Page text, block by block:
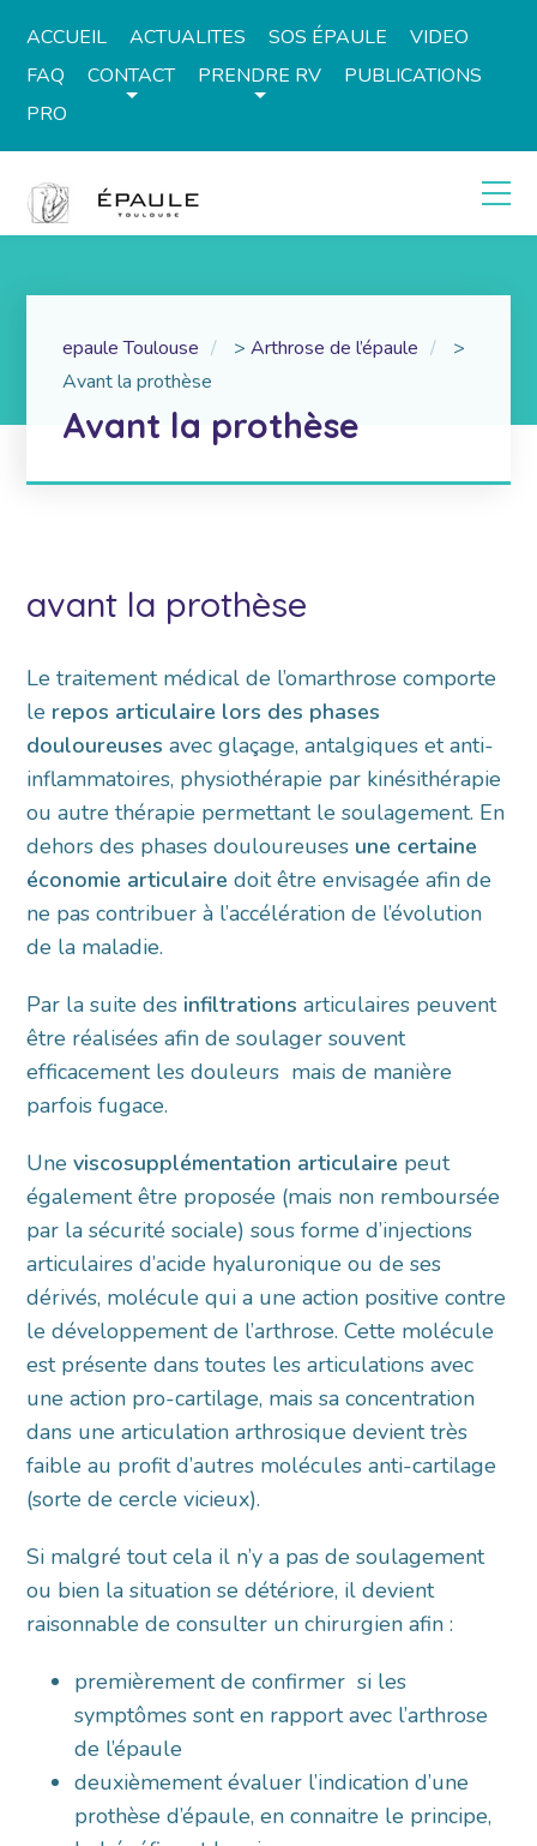
ACCUEIL ACTUALITES SOS ÉPAULE
VIDEO
FAQ
CONTACT PRENDRE RV
PUBLICATIONS
PRO
epaule Toulouse >Arthrose de l’épaule
>
Avant la prothèse
Avant la prothèse
avant la prothèse
Le traitement médical de l’omarthrose comporte
le repos articulaire lors des phases
douloureuses avec glaçage, antalgiques et anti-
inflammatoires, physiothérapie par kinésithérapie
ou autre thérapie permettant le soulagement. En
dehors des phases douloureuses une certaine
économie articulaire doit être envisagée afin de
ne pas contribuer à l’accélération de l’évolution
de la maladie.
Par la suite des infiltrations articulaires peuvent
être réalisées afin de soulager souvent
efficacement les douleurs mais de manière
parfois fugace.
Une viscosupplémentation articulaire peut
également être proposée (mais non remboursée
par la sécurité sociale) sous forme d’injections
articulaires d’acide hyaluronique ou de ses
dérivés, molécule qui a une action positive contre
le développement de l’arthrose. Cette molécule
est présente dans toutes les articulations avec
une action pro-cartilage, mais sa concentration
dans une articulation arthrosique devient très
faible au profit d’autres molécules anti-cartilage
(sorte de cercle vicieux).
Si malgré tout cela il n’y a pas de soulagement
ou bien la situation se détériore, il devient
raisonnable de consulter un chirurgien afin :
premièrement de confirmer si les
symptômes sont en rapport avec l’arthrose
de l’épaule
deuxièmement évaluer l’indication d’une
prothèse d’épaule, en connaitre le principe,